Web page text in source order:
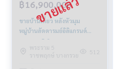
฿16,900,000
ขายบ้านเดี่ยว หลังหัวมุม
หมู่บ้าน​ลัด​ดา​รมย์​อิ​ลิ​แกรนด์​
พระราม​ 5-2
พระราม 5
ราชพฤกษ์ บางกรวย
512